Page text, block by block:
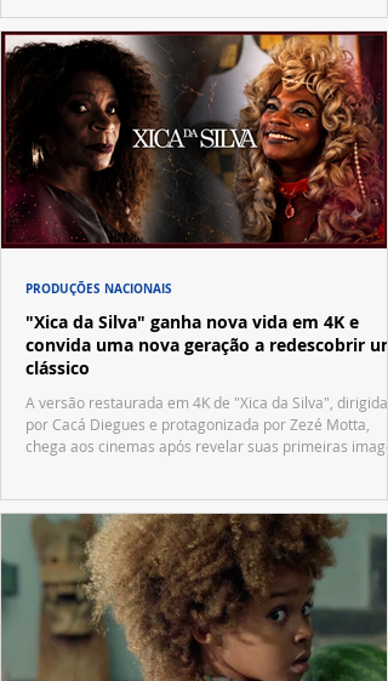
"Xica da Silva" ganha nova vida em 4K e
convida uma nova geração a redescobrir um
clássico
A versão restaurada em 4K de "Xica da Silva", dirigida
por Cacá Diegues e protagonizada por Zezé Motta,
chega aos cinemas após revelar suas primeiras
PRODUÇÕES NACIONAIS